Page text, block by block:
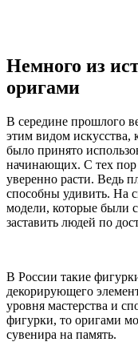
Немного из
оригами
В середине прошлого
этим видом искусства,
было принято
начинающих. С тех пор
уверенно расти. Ведь
способны удивить. На
модели, которые были
заставить людей по
В России такие
декорирующего
уровня мастерства и
фигурки, то оригами
сувенира на память.